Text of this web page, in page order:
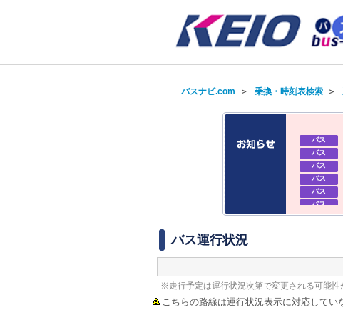
バスナビ.com ＞ 乗換・時刻表検索＞
バス
バス
バス
バス
バス
バス
バス
バス運行状況
※走行予定は運行状況次第で変更される可能性
こちらの路線は運行状況表示に対応してい